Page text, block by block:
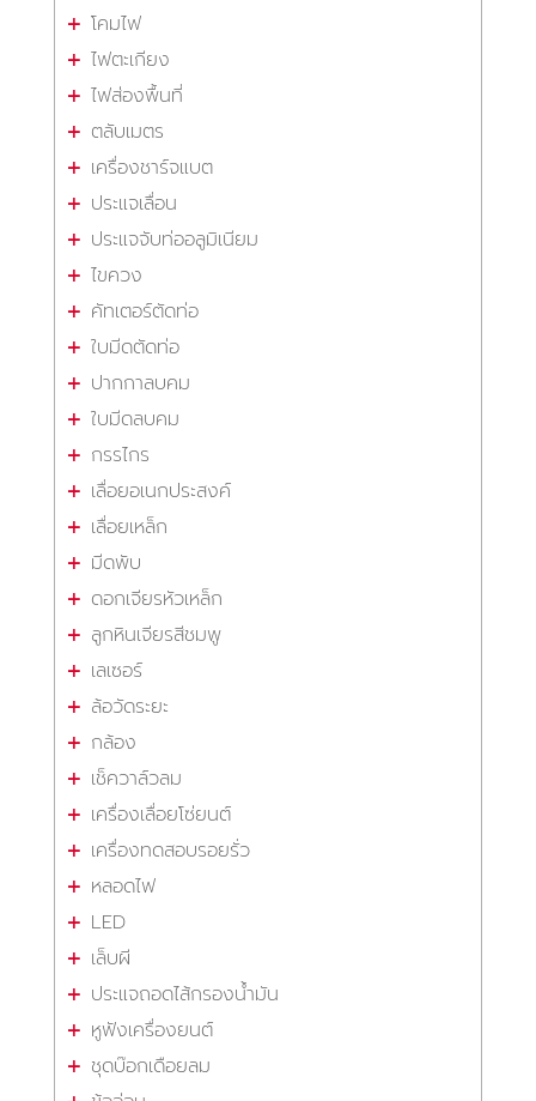
โคมไฟ
ไฟตะเกียง
ไฟส่องพื้นที่
ตลับเมตร
เครื่องชาร์จแบต
ประแจเลื่อน
ประแจจับท่ออลูมิเนียม
ไขควง
คัทเตอร์ตัดท่อ
ใบมีดตัดท่อ
ปากกาลบคม
ใบมีดลบคม
กรรไกร
เลื่อยอเนกประสงค์
เลื่อยเหล็ก
มีดพับ
ดอกเจียรหัวเหล็ก
ลูกหินเจียรสีชมพู
เลเซอร์
ล้อวัดระยะ
กล้อง
เช็ควาล์วลม
เครื่องเลื่อยโซ่ยนต์
เครื่องทดสอบรอยรั่ว
หลอดไฟ
LED
เล็บผี
ประแจถอดไส้กรองน้ำมัน
หูฟังเครื่องยนต์
ชุดบ๊อกเดือยลม